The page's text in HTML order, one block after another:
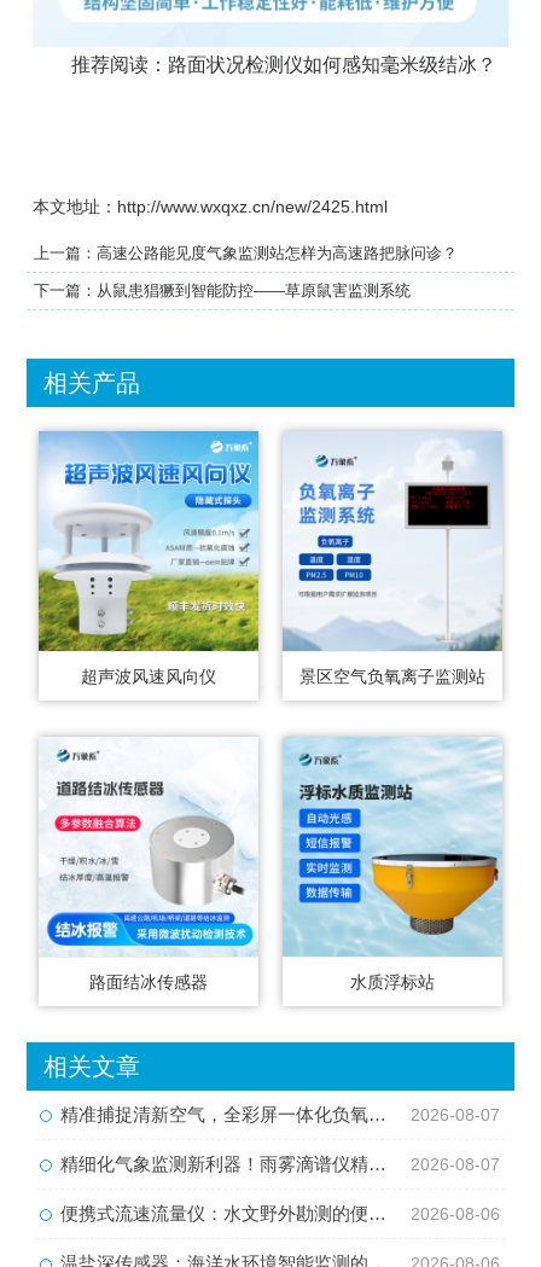
推荐阅读： 路面状况检测仪如何感知毫米级结冰？
本文地址：http://www.wxqxz.cn/new/2425.html
上一篇： 高速公路能见度气象监测站怎样为高速路把脉问诊？
下一篇： 从鼠患猖獗到智能防控——草原鼠害监测系统
相关产品
超声波风速风向仪 景区空气负氧离子监测站
路面结冰传感器 水质浮标站
相关文章
精准捕捉清新空气，全彩屏一体化负氧离子监测站量化生态优势 2026-08-07
精细化气象监测新利器！雨雾滴谱仪精准识别各类雨雪雾天气 2026-08-07
便携式流速流量仪：水文野外勘测的便携智能检测利器 2026-08-06